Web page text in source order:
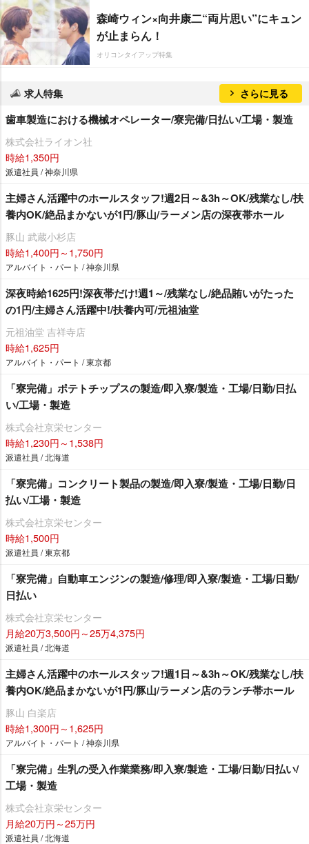
森崎ウィン×向井康二“両片思い”にキュン
が止まらん！
オリコンタイアップ特集
求人特集 さらに見る
歯車製造における機械オペレーター/寮完備/日払い/工場・製造
株式会社ライオン社
時給1,350円
派遣社員 / 神奈川県
主婦さん活躍中のホールスタッフ!週2日～&3h～OK/残業なし/扶
養内OK/絶品まかないが1円/豚山/ラーメン店の深夜帯ホール
豚山 武蔵小杉店
時給1,400円～1,750円
アルバイト・パート / 神奈川県
深夜時給1625円!深夜帯だけ!週1～/残業なし/絶品賄いがたった
の1円/主婦さん活躍中!/扶養内可/元祖油堂
元祖油堂 吉祥寺店
時給1,625円
アルバイト・パート / 東京都
「寮完備」ポテトチップスの製造/即入寮/製造・工場/日勤/日払
い/工場・製造
株式会社京栄センター
時給1,230円～1,538円
派遣社員 / 北海道
「寮完備」コンクリート製品の製造/即入寮/製造・工場/日勤/日
払い/工場・製造
株式会社京栄センター
時給1,500円
派遣社員 / 東京都
「寮完備」自動車エンジンの製造/修理/即入寮/製造・工場/日勤/
日払い
株式会社京栄センター
月給20万3,500円～25万4,375円
派遣社員 / 北海道
主婦さん活躍中のホールスタッフ!週1日～&3h～OK/残業なし/扶
養内OK/絶品まかないが1円/豚山/ラーメン店のランチ帯ホール
豚山 白楽店
時給1,300円～1,625円
アルバイト・パート / 神奈川県
「寮完備」生乳の受入作業業務/即入寮/製造・工場/日勤/日払い/
工場・製造
株式会社京栄センター
月給20万円～25万円
派遣社員 / 北海道